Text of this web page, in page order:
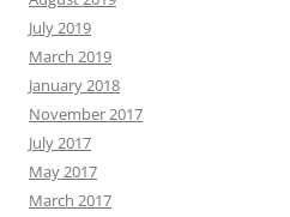
July 2019
March 2019
January 2018
November 2017
July 2017
May 2017
March 2017